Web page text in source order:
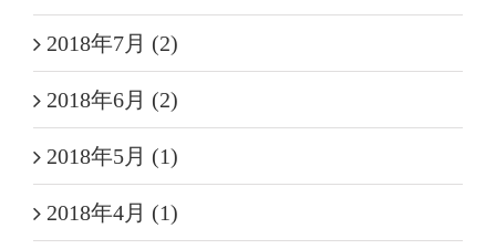
2018年7月 (2)
2018年6月 (2)
2018年5月 (1)
2018年4月 (1)